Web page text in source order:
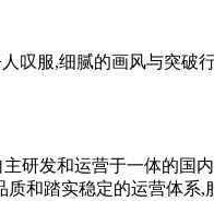
叹服,细腻的画风与突破
研发和运营于一体的国
和踏实稳定的运营体系,